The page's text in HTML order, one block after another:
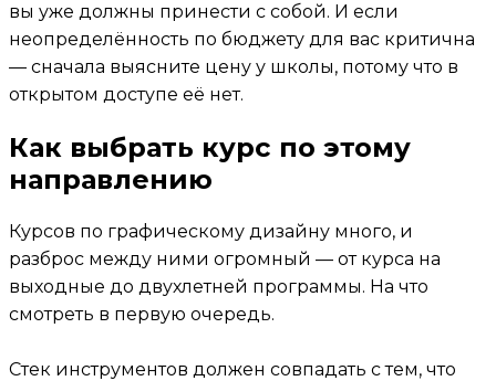
вы уже должны принести с собой. И если
неопределённость по бюджету для вас критична
— сначала выясните цену у школы, потому что в
открытом доступе её нет.
Как выбрать курс по этому
направлению
Курсов по графическому дизайну много, и
разброс между ними огромный — от курса на
выходные до двухлетней программы. На что
смотреть в первую очередь.
Стек инструментов должен совпадать с тем, что